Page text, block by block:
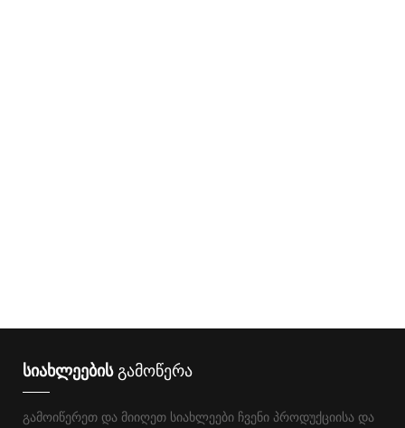
სიახლეებისგამოწერა
გამოიწერეთ და მიიღეთ სიახლეები ჩვენი პროდუქციისა და